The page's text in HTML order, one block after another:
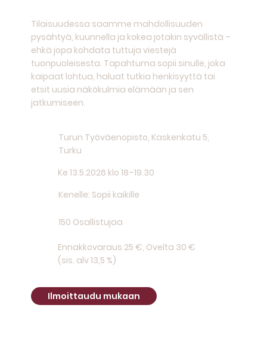
Tilaisuudessa saamme mahdollisuuden
pysähtyä, kuunnella ja kokea jotakin syvällistä –
ehkä jopa kohdata tuttuja viestejä
tuonpuoleisesta. Tapahtuma sopii sinulle, joka
kaipaat lohtua, haluat tutkia henkisyyttä tai
etsit uusia näkökulmia elämään ja sen
jatkumiseen.
Turun Työväenopisto, Kaskenkatu 5,
Turku
Ke 13.5.2026 klo 18–19.30
150 Osallistujaa
Kenelle: Sopii kaikille
Ennakkovaraus 25 €, Ovelta 30 €
(sis. alv 13,5 %)
Ilmoittaudu mukaan